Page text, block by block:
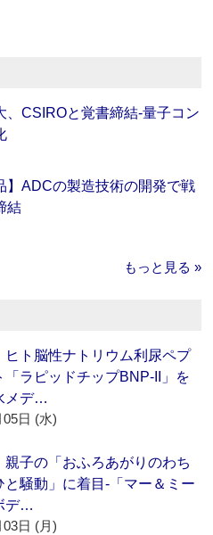
、CSIROと覚書締結‐量子コン
】ADCの製造技術の開発で戦
結
もっと見る »
ヒト脳性ナトリウム利尿ペプ
「ラピッドチップBNP-II」を
メデ…
05日 (水)
親子の「おふろあがりのわち
と騒動」に着目‐「マー＆ミー
デ…
03日 (月)